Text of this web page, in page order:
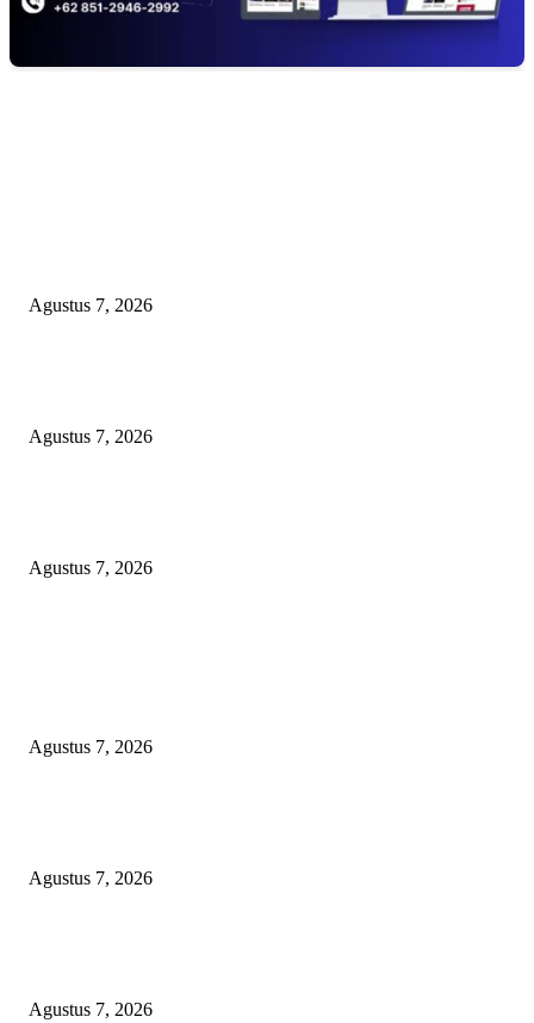
Agustus 7, 2026
Agustus 7, 2026
Agustus 7, 2026
Agustus 7, 2026
Agustus 7, 2026
Agustus 7, 2026